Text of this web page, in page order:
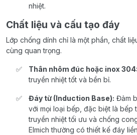
nhiệt.
Chất liệu và cấu tạo đáy
Lớp chống dính chỉ là một phần, chất
cùng quan trọng.
Thân nhôm đúc hoặc inox 304:
truyền nhiệt tốt và bền bỉ.
Đáy từ (Induction Base): Đảm
với mọi loại bếp, đặc biệt là bếp
truyền nhiệt tối ưu và chống
Elmich thường có thiết kế đáy